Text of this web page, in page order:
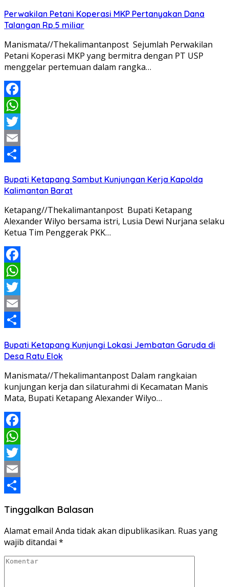
Perwakilan Petani Koperasi MKP Pertanyakan Dana
Talangan Rp.5 miliar
Manismata//Thekalimantanpost Sejumlah Perwakilan
Petani Koperasi MKP yang bermitra dengan PT USP
menggelar pertemuan dalam rangka…
Facebook
WhatsApp
Twitter
Email
Bupati Ketapang Sambut Kunjungan Kerja Kapolda
Kalimantan Barat
Ketapang//Thekalimantanpost Bupati Ketapang
Alexander Wilyo bersama istri, Lusia Dewi Nurjana selaku
Ketua Tim Penggerak PKK…
Facebook
WhatsApp
Twitter
Email
Bupati Ketapang Kunjungi Lokasi Jembatan Garuda di
Desa Ratu Elok
Manismata//Thekalimantanpost Dalam rangkaian
kunjungan kerja dan silaturahmi di Kecamatan Manis
Mata, Bupati Ketapang Alexander Wilyo…
Facebook
WhatsApp
Twitter
Email
Tinggalkan Balasan
Alamat email Anda tidak akan dipublikasikan. Ruas yang
wajib ditandai *